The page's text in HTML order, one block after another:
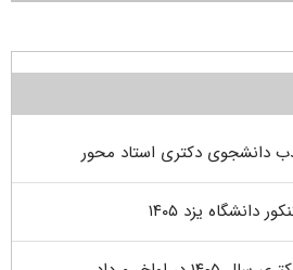
دانشجوی دکتری استاد محور
دانشگاه یزد ۱۴۰۵